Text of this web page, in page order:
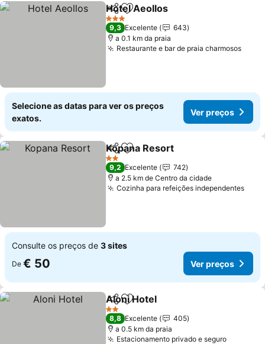
PartilharAdicionar aos favoritos
Hotel Aeollos
3 Estrelas
9,3 Excelente
643
a 0.1 km da praia
Restaurante e bar de praia charmosos
Selecione as datas para ver os preços
exatos.
Ver preços
PartilharAdicionar aos favoritos
Kopana Resort
2 Estrelas
9,2 Excelente
742
a 2.5 km de Centro da cidade
Cozinha para refeições independentes
Consulte os preços de 3 sites
De € 50 Ver preços
PartilharAdicionar aos favoritos
Aloni Hotel
2 Estrelas
8,8 Excelente
405
a 0.5 km da praia
Estacionamento privado e seguro